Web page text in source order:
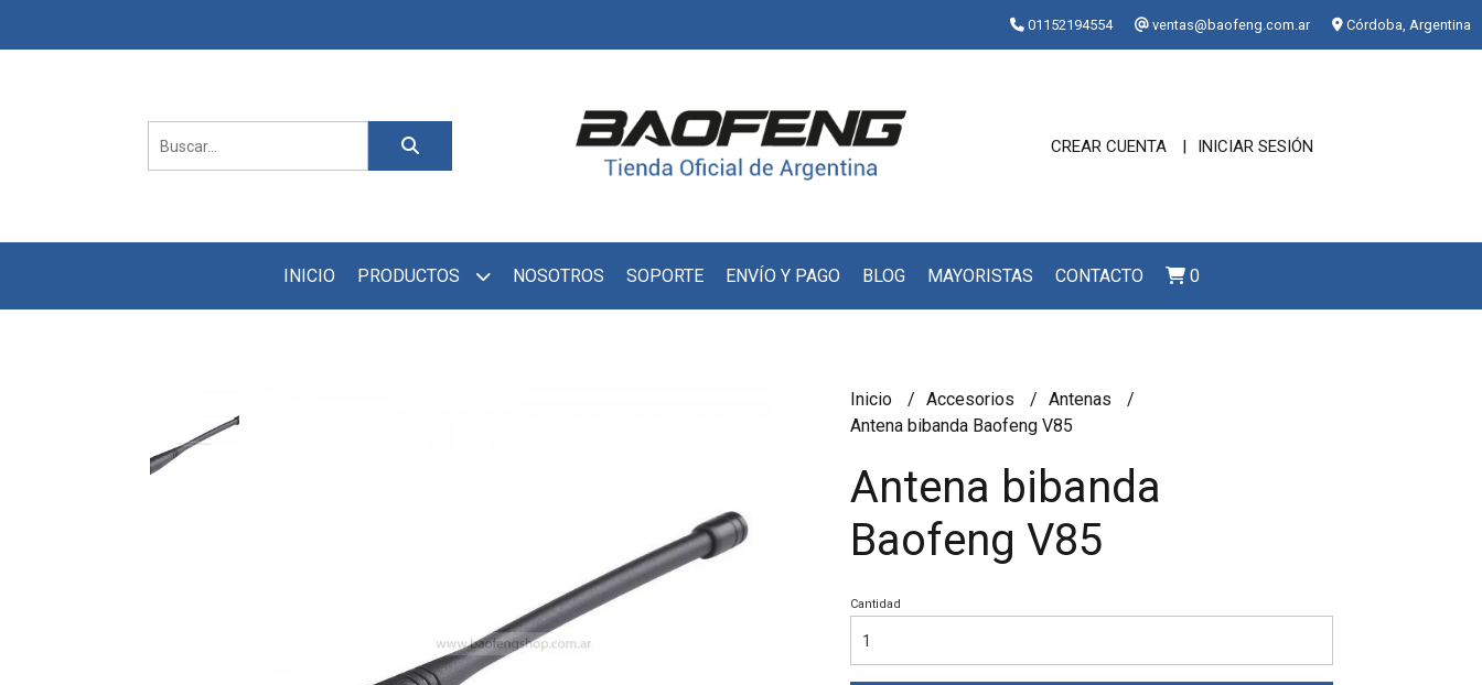
01152194554 ventas@baofeng.com.ar Córdoba, Argentina
CREAR CUENTA INICIAR SESIÓN
INICIO PRODUCTOS NOSOTROS SOPORTE ENVÍO Y PAGO BLOG MAYORISTAS CONTACTO 0
Inicio Accesorios
Antenas
Antena bibanda Baofeng V85
Antena bibanda
Baofeng V85
Cantidad